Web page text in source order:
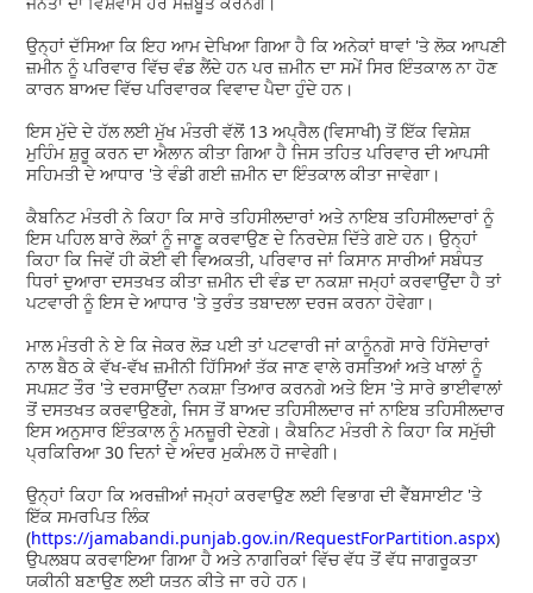
ਉਨ੍ਹਾਂ ਦੱਸਿਆ ਕਿ ਇਹ ਆਮ ਦੇਖਿਆ ਗਿਆ ਹੈ ਕਿ ਅਨੇਕਾਂ ਥਾਵਾਂ 'ਤੇ ਲੋਕ ਆਪਣੀ
ਜ਼ਮੀਨ ਨੂੰ ਪਰਿਵਾਰ ਵਿੱਚ ਵੰਡ ਲੈਂਦੇ ਹਨ ਪਰ ਜ਼ਮੀਨ ਦਾ ਸਮੇਂ ਸਿਰ ਇੰਤਕਾਲ ਨਾ ਹੋਣ
ਕਾਰਨ ਬਾਅਦ ਵਿੱਚ ਪਰਿਵਾਰਕ ਵਿਵਾਦ ਪੈਦਾ ਹੁੰਦੇ ਹਨ।
ਇਸ ਮੁੱਦੇ ਦੇ ਹੱਲ ਲਈ ਮੁੱਖ ਮੰਤਰੀ ਵੱਲੋਂ 13 ਅਪ੍ਰੈਲ (ਵਿਸਾਖੀ) ਤੋਂ ਇੱਕ ਵਿਸ਼ੇਸ਼
ਮੁਹਿੰਮ ਸ਼ੁਰੂ ਕਰਨ ਦਾ ਐਲਾਨ ਕੀਤਾ ਗਿਆ ਹੈ ਜਿਸ ਤਹਿਤ ਪਰਿਵਾਰ ਦੀ ਆਪਸੀ
ਸਹਿਮਤੀ ਦੇ ਆਧਾਰ 'ਤੇ ਵੰਡੀ ਗਈ ਜ਼ਮੀਨ ਦਾ ਇੰਤਕਾਲ ਕੀਤਾ ਜਾਵੇਗਾ।
ਕੈਬਨਿਟ ਮੰਤਰੀ ਨੇ ਕਿਹਾ ਕਿ ਸਾਰੇ ਤਹਿਸੀਲਦਾਰਾਂ ਅਤੇ ਨਾਇਬ ਤਹਿਸੀਲਦਾਰਾਂ ਨੂੰ
ਇਸ ਪਹਿਲ ਬਾਰੇ ਲੋਕਾਂ ਨੂੰ ਜਾਣੂ ਕਰਵਾਉਣ ਦੇ ਨਿਰਦੇਸ਼ ਦਿੱਤੇ ਗਏ ਹਨ। ਉਨ੍ਹਾਂ
ਕਿਹਾ ਕਿ ਜਿਵੇਂ ਹੀ ਕੋਈ ਵੀ ਵਿਅਕਤੀ, ਪਰਿਵਾਰ ਜਾਂ ਕਿਸਾਨ ਸਾਰੀਆਂ ਸਬੰਧਤ
ਧਿਰਾਂ ਦੁਆਰਾ ਦਸਤਖਤ ਕੀਤਾ ਜ਼ਮੀਨ ਦੀ ਵੰਡ ਦਾ ਨਕਸ਼ਾ ਜਮ੍ਹਾਂ ਕਰਵਾਉਂਦਾ ਹੈ ਤਾਂ
ਪਟਵਾਰੀ ਨੂੰ ਇਸ ਦੇ ਆਧਾਰ 'ਤੇ ਤੁਰੰਤ ਤਬਾਦਲਾ ਦਰਜ ਕਰਨਾ ਹੋਵੇਗਾ।
ਮਾਲ ਮੰਤਰੀ ਨੇ ਏ ਕਿ ਜੇਕਰ ਲੋੜ ਪਈ ਤਾਂ ਪਟਵਾਰੀ ਜਾਂ ਕਾਨੂੰਨਗੋ ਸਾਰੇ ਹਿੱਸੇਦਾਰਾਂ
ਨਾਲ ਬੈਠ ਕੇ ਵੱਖ-ਵੱਖ ਜ਼ਮੀਨੀ ਹਿੱਸਿਆਂ ਤੱਕ ਜਾਣ ਵਾਲੇ ਰਸਤਿਆਂ ਅਤੇ ਖਾਲਾਂ ਨੂੰ
ਸਪਸ਼ਟ ਤੌਰ 'ਤੇ ਦਰਸਾਉਂਦਾ ਨਕਸ਼ਾ ਤਿਆਰ ਕਰਨਗੇ ਅਤੇ ਇਸ 'ਤੇ ਸਾਰੇ ਭਾਈਵਾਲਾਂ
ਤੋਂ ਦਸਤਖਤ ਕਰਵਾਉਣਗੇ, ਜਿਸ ਤੋਂ ਬਾਅਦ ਤਹਿਸੀਲਦਾਰ ਜਾਂ ਨਾਇਬ ਤਹਿਸੀਲਦਾਰ
ਇਸ ਅਨੁਸਾਰ ਇੰਤਕਾਲ ਨੂੰ ਮਨਜ਼ੂਰੀ ਦੇਣਗੇ। ਕੈਬਨਿਟ ਮੰਤਰੀ ਨੇ ਕਿਹਾ ਕਿ ਸਮੁੱਚੀ
ਪ੍ਰਕਿਰਿਆ 30 ਦਿਨਾਂ ਦੇ ਅੰਦਰ ਮੁਕੰਮਲ ਹੋ ਜਾਵੇਗੀ।
ਉਨ੍ਹਾਂ ਕਿਹਾ ਕਿ ਅਰਜ਼ੀਆਂ ਜਮ੍ਹਾਂ ਕਰਵਾਉਣ ਲਈ ਵਿਭਾਗ ਦੀ ਵੈੱਬਸਾਈਟ 'ਤੇ
ਇੱਕ ਸਮਰਪਿਤ ਲਿੰਕ
(https://jamabandi.punjab.gov.in/RequestForPartition.aspx)
ਉਪਲਬਧ ਕਰਵਾਇਆ ਗਿਆ ਹੈ ਅਤੇ ਨਾਗਰਿਕਾਂ ਵਿੱਚ ਵੱਧ ਤੋਂ ਵੱਧ ਜਾਗਰੂਕਤਾ
ਯਕੀਨੀ ਬਣਾਉਣ ਲਈ ਯਤਨ ਕੀਤੇ ਜਾ ਰਹੇ ਹਨ।